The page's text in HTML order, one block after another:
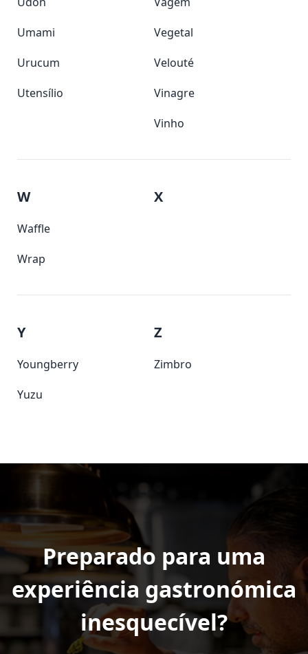
Umami
Urucum
Utensílio
Vegetal
Velouté
Vinagre
Vinho
W
Waffle
Wrap
X
Y
Youngberry
Yuzu
Z
Zimbro
Preparado para uma
experiência gastronómica
inesquecível?